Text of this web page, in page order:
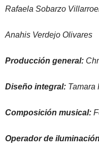
Rafaela Sobarzo
Anahis Verdejo Olivares
Producción general:
Diseño integral: Tamara
Composición musical:
Operador de